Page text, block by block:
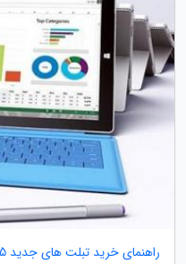
راهنمای خرید تبلت های جدید 2015 بر اساس قیمت و کیفیت